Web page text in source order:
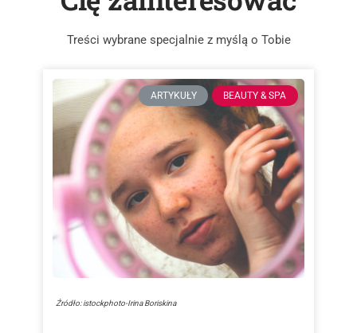
Treści wybrane specjalnie z myślą o Tobie
ARTYKUŁY BEAUTY & SPA
Źródło: istockphoto-Irina Boriskina